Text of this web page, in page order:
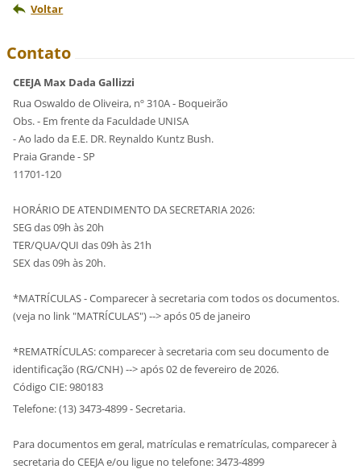
Voltar
Contato
CEEJA Max Dada Gallizzi
Rua Oswaldo de Oliveira, nº 310A - Boqueirão
Obs. - Em frente da Faculdade UNISA
- Ao lado da E.E. DR. Reynaldo Kuntz Bush.
Praia Grande - SP
11701-120
HORÁRIO DE ATENDIMENTO DA SECRETARIA 2026:
SEG das 09h às 20h
TER/QUA/QUI das 09h às 21h
SEX das 09h às 20h.
*MATRÍCULAS - Comparecer à secretaria com todos os documentos.
(veja no link "MATRÍCULAS") --> após 05 de janeiro
*REMATRÍCULAS: comparecer à secretaria com seu documento de
identificação (RG/CNH) --> após 02 de fevereiro de 2026.
Código CIE: 980183
Telefone: (13) 3473-4899 - Secretaria.
Para documentos em geral, matrículas e rematrículas, comparecer à
secretaria do CEEJA e/ou ligue no telefone: 3473-4899